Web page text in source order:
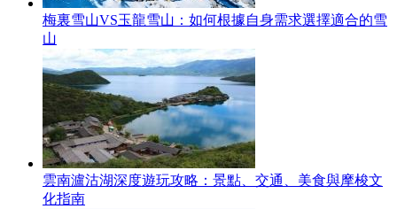
梅裏雪山VS玉龍雪山：如何根據自身需求選擇適合的雪
山
雲南瀘沽湖深度遊玩攻略：景點、交通、美食與摩梭文
化指南